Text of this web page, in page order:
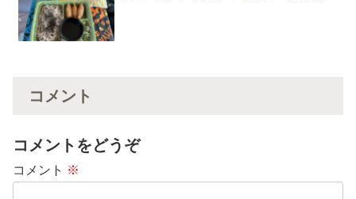
コメント
コメントをどうぞ
コメント ※